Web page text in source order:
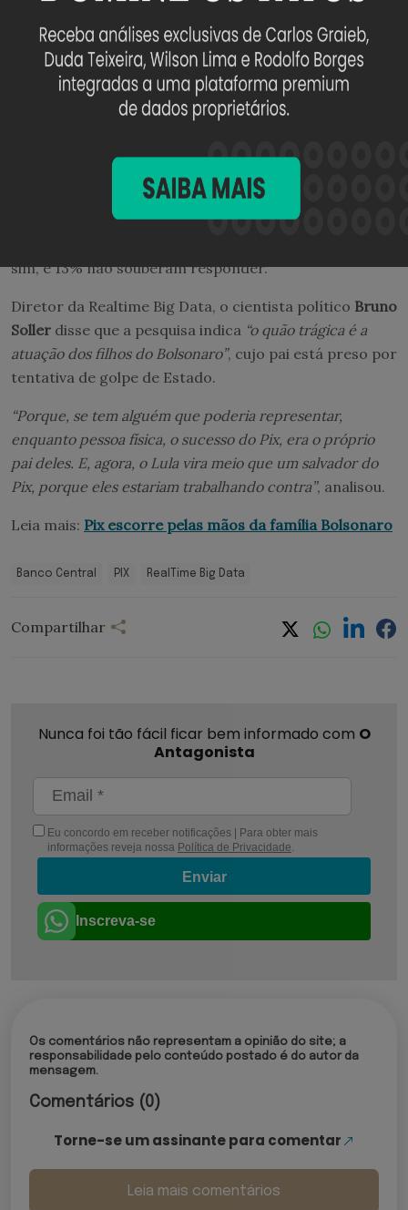
nacional”
. Outros 42% escolheram a opção
“é
oportunista, atua de olho na reeleição”
— 10% não
souberam responder.
Diante da associação da família Bolsonaro com o
com o Pix, o instituto também questionou se
corre o risco de ficar sem o Pix se Lula perder a
sim, e 13% não souberam responder.
Diretor da Realtime Big Data, o cientista político Bruno
Soller disse que a pesquisa indica “o quão trágica é a
atuação dos filhos do Bolsonaro”, cujo pai está preso por
tentativa de golpe de Estado.
“Porque, se tem alguém que poderia representar,
enquanto pessoa física, o sucesso do Pix, era o próprio
pai deles. E, agora, o Lula vira meio que um salvador do
Pix, porque eles estariam trabalhando contra”, analisou.
Leia mais: Pix escorre pelas mãos da família Bolsonaro
Banco Central PIX RealTime Big Data
Compartilhar
Nunca foi tão fácil ficar bem informado com O
Antagonista
Eu concordo em receber notificações | Para obter mais
informações reveja nossa Política de Privacidade
Enviar
Inscreva-se
Os comentários não representam a opinião do site; a
responsabilidade pelo conteúdo postado é do autor da
mensagem.
Comentários (0)
Torne-se um assinante para comentar
Leia mais comentários